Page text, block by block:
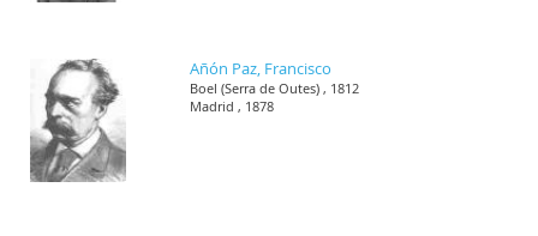
Añón Paz, Francisco
Boel (Serra de Outes) , 1812
Madrid , 1878